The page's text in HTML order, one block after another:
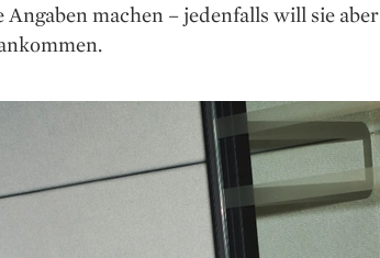
machen – jedenfalls will sie aber